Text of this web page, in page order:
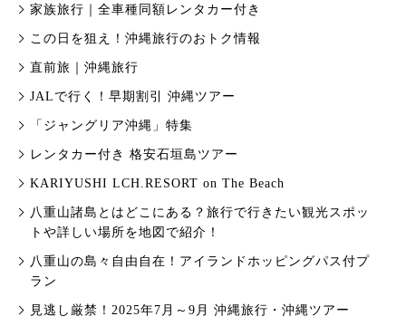
家族旅行｜全車種同額レンタカー付き
この日を狙え！沖縄旅行のおトク情報
直前旅｜沖縄旅行
JALで行く！早期割引 沖縄ツアー
「ジャングリア沖縄」特集
レンタカー付き 格安石垣島ツアー
KARIYUSHI LCH.RESORT on The Beach
八重山諸島とはどこにある？旅行で行きたい観光スポッ
トや詳しい場所を地図で紹介！
八重山の島々自由自在！アイランドホッピングパス付プ
ラン
見逃し厳禁！2025年7月～9月 沖縄旅行・沖縄ツアー